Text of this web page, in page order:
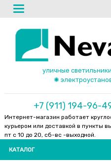
уличные
✺
+7 (911) 194-96-
Интернет-магазин работает
курьером или доставкой в пункты
пт с 10 до 20, сб-вс -выходной.
КАТАЛОГ